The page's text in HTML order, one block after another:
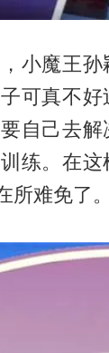
小魔王
可真不
自己去
练。在
难免了。